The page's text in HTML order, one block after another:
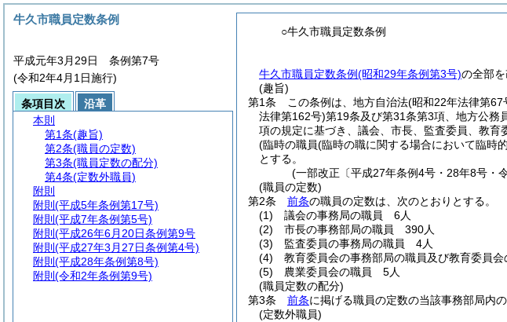
○牛久市職員定数条例
牛久市職員定数条例(昭和29年条例第3号)の全部を
(趣旨)
第1条
この条例は、地方自治法(昭和22年法律第67
法律第162号)第19条及び第31条第3項、地方公務
項の規定に基づき、議会、市長、監査委員、教
(臨時の職員(臨時の職に関する場合において臨時
とする。
(一部改正〔平成27年条例4号・28年8号・
(職員の定数)
第2条
前条の職員の定数は、次のとおりとする。
(1)
議会の事務局の職員 6人
(2)
市長の事務部局の職員 390人
(3)
監査委員の事務局の職員 4人
(4)
教育委員会の事務部局の職員及び教育委員
(5)
農業委員会の職員 5人
(職員定数の配分)
第3条
前条に掲げる職員の定数の当該事務部局内
(定数外職員)
牛久市職員定数条例
平成元年3月29日 条例第7号
(令和2年4月1日施行)
条項目次
沿革
本則
第1条(趣旨)
第2条(職員の定数)
第3条(職員定数の配分)
第4条(定数外職員)
附則
附則 (平成5年条例第17号)
附則 (平成7年条例第5号)
附則 (平成26年6月20日条例第9号
附則 (平成27年3月27日条例第4号)
附則 (平成28年条例第8号)
附則 (令和2年条例第9号)